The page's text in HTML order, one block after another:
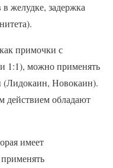
в желудке, задержка
примочки с
1:1), можно применять
(Лидокаин, Новокаин).
действием обладают
имеет